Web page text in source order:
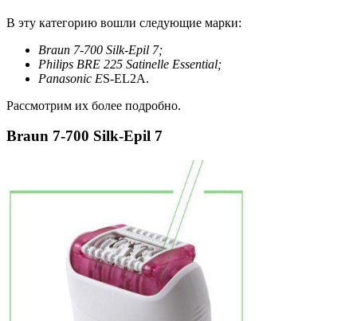
В эту категорию вошли следующие марки:
Braun 7-700 Silk-Epil 7;
Philips BRE 225 Satinelle Essential;
Panasonic ES-EL2A.
Рассмотрим их более подробно.
Braun 7-700 Silk-Epil 7